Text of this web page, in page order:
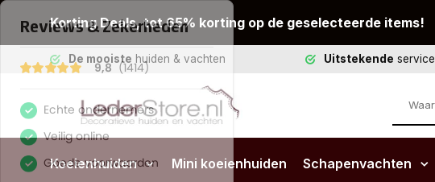
Korting Deals, tot 65% korting op de geselecteerde items!
De mooiste huiden & vachten Uitstekende service
Koeienhuiden Mini koeienhuiden Schapenvachten